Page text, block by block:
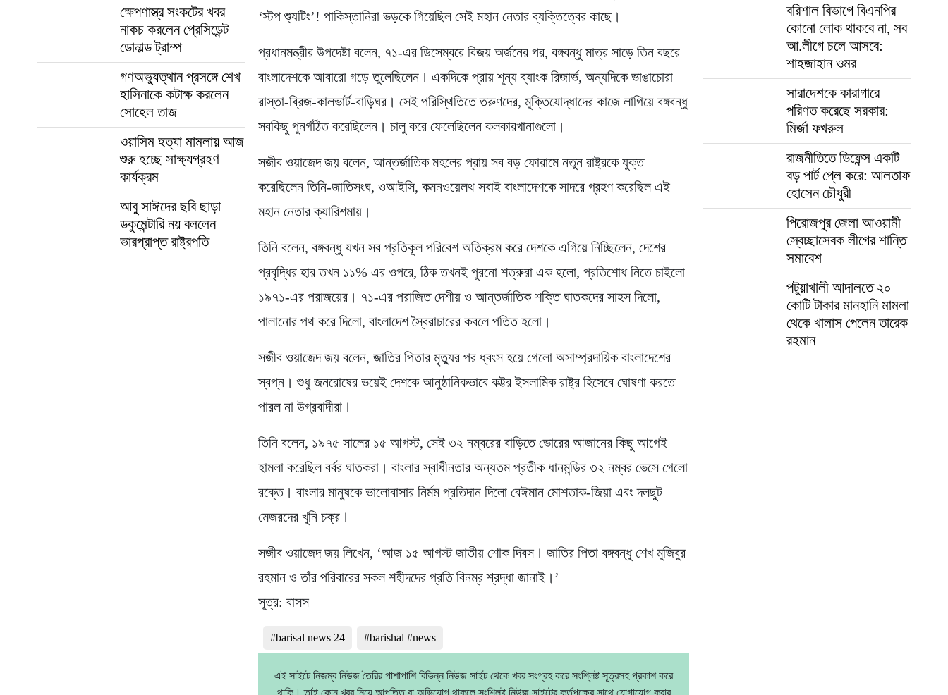
ক্ষেপণাস্ত্র সংকটের খবর
নাকচ করলেন প্রেসিডেন্ট
ডোনাল্ড ট্রাম্প
গণঅভ্যুত্থান প্রসঙ্গে শেখ
হাসিনাকে কটাক্ষ করলেন
সোহেল তাজ
ওয়াসিম হত্যা মামলায় আজ
শুরু হচ্ছে সাক্ষ্যগ্রহণ
কার্যক্রম
আবু সাঈদের ছবি ছাড়া
ডকুমেন্টারি নয় বললেন
ভারপ্রাপ্ত রাষ্ট্রপতি
‘স্টপ শ্যুটিং’! পাকিস্তানিরা ভড়কে গিয়েছিল সেই মহান নেতার ব্যক্তিত্বের কাছে।
প্রধানমন্ত্রীর উপদেষ্টা বলেন, ৭১-এর ডিসেম্বরে বিজয় অর্জনের পর, বঙ্গবন্ধু মাত্র সাড়ে তিন বছরে
বাংলাদেশকে আবারো গড়ে তুলেছিলেন। একদিকে প্রায় শূন্য ব্যাংক রিজার্ভ, অন্যদিকে ভাঙাচোরা
রাস্তা-ব্রিজ-কালভার্ট-বাড়িঘর। সেই পরিস্থিতিতে তরুণদের, মুক্তিযোদ্ধাদের কাজে লাগিয়ে বঙ্গবন্ধু
সবকিছু পুনর্গঠিত করেছিলেন। চালু করে ফেলেছিলেন কলকারখানাগুলো।
সজীব ওয়াজেদ জয় বলেন, আন্তর্জাতিক মহলের প্রায় সব বড় ফোরামে নতুন রাষ্ট্রকে যুক্ত
করেছিলেন তিনি-জাতিসংঘ, ওআইসি, কমনওয়েলথ সবাই বাংলাদেশকে সাদরে গ্রহণ করেছিল এই
মহান নেতার ক্যারিশমায়।
তিনি বলেন, বঙ্গবন্ধু যখন সব প্রতিকূল পরিবেশ অতিক্রম করে দেশকে এগিয়ে নিচ্ছিলেন, দেশের
প্রবৃদ্ধির হার তখন ১১% এর ওপরে, ঠিক তখনই পুরনো শত্রুরা এক হলো, প্রতিশোধ নিতে চাইলো
১৯৭১-এর পরাজয়ের। ৭১-এর পরাজিত দেশীয় ও আন্তর্জাতিক শক্তি ঘাতকদের সাহস দিলো,
পালানোর পথ করে দিলো, বাংলাদেশ স্বৈরাচারের কবলে পতিত হলো।
সজীব ওয়াজেদ জয় বলেন, জাতির পিতার মৃত্যুর পর ধ্বংস হয়ে গেলো অসাম্প্রদায়িক বাংলাদেশের
স্বপ্ন। শুধু জনরোষের ভয়েই দেশকে আনুষ্ঠানিকভাবে কট্টর ইসলামিক রাষ্ট্র হিসেবে ঘোষণা করতে
পারল না উগ্রবাদীরা।
তিনি বলেন, ১৯৭৫ সালের ১৫ আগস্ট, সেই ৩২ নম্বরের বাড়িতে ভোরের আজানের কিছু আগেই
হামলা করেছিল বর্বর ঘাতকরা। বাংলার স্বাধীনতার অন্যতম প্রতীক ধানমন্ডির ৩২ নম্বর ভেসে গেলো
রক্তে। বাংলার মানুষকে ভালোবাসার নির্মম প্রতিদান দিলো বেঈমান মোশতাক-জিয়া এবং দলছুট
মেজরদের খুনি চক্র।
সজীব ওয়াজেদ জয় লিখেন, ‘আজ ১৫ আগস্ট জাতীয় শোক দিবস। জাতির পিতা বঙ্গবন্ধু শেখ মুজিবুর
রহমান ও তাঁর পরিবারের সকল শহীদদের প্রতি বিনম্র শ্রদ্ধা জানাই।’
সূত্র: বাসস
#barisal news 24 #barishal #news
এই সাইটে নিজম্ব নিউজ তৈরির পাশাপাশি বিভিন্ন নিউজ সাইট থেকে খবর সংগ্রহ করে সংশ্লিষ্ট সূত্রসহ প্রকাশ করে
থাকি। তাই কোন খবর নিয়ে আপত্তি বা অভিযোগ থাকলে সংশ্লিষ্ট নিউজ সাইটের কর্তৃপক্ষের সাথে যোগাযোগ করার
বরিশাল বিভাগে বিএনপির
কোনো লোক থাকবে না, সব
আ.লীগে চলে আসবে:
শাহজাহান ওমর
সারাদেশকে কারাগারে
পরিণত করেছে সরকার:
মির্জা ফখরুল
রাজনীতিতে ডিফেন্স একটি
বড় পার্ট প্লে করে: আলতাফ
হোসেন চৌধুরী
পিরোজপুর জেলা আওয়ামী
স্বেচ্ছাসেবক লীগের শান্তি
সমাবেশ
পটুয়াখালী আদালতে ২০
কোটি টাকার মানহানি মামলা
থেকে খালাস পেলেন তারেক
রহমান